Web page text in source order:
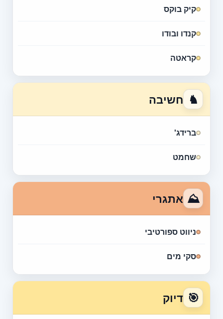
קיק בוקס
קנדו ובודו
קראטה
♞ חשיבה
ברידג'
שחמט
⛰ אתגרי
ניווט ספורטיבי
סקי מים
🎯 דיוק